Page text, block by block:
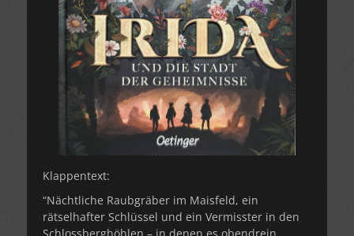
Klappentext:
“Nächtliche Raubgräber im Maisfeld, ein
rätselhafter Schlüssel und ein Vermisster in den
Schlossberghöhlen – in denen es obendrein